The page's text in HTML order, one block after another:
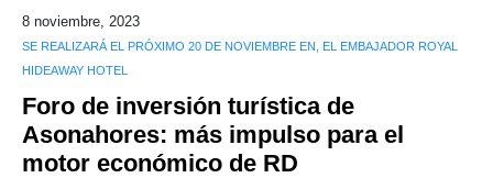
8 noviembre, 2023
SE REALIZARÁ EL PRÓXIMO 20 DE NOVIEMBRE EN, EL EMBAJADOR ROYAL
HIDEAWAY HOTEL
Foro de inversión turística de
Asonahores: más impulso para el
motor económico de RD